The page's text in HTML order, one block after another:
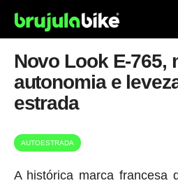
Novo Look E-765,
autonomia e
estrada
AUTOESTRADA
A histórica marca francesa